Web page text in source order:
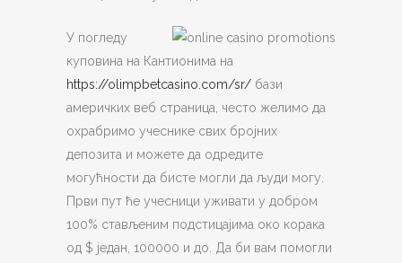
У погледу
куповина на Кантионима на
https://olimpbetcasino.com/sr/ бази
америчких веб страница, често желимо да
охрабримо учеснике свих бројних
депозита и можете да одредите
могућности да бисте могли да људи могу.
Први пут ће учесници уживати у добром
100% стављеним подстицајима око корака
од $ један, 100000 и до. Да би вам помогли